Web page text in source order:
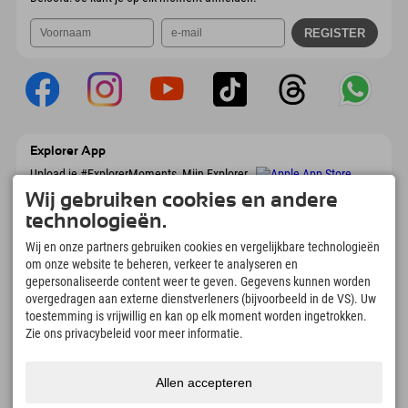
Explorer App
Upload je #ExplorerMoments, Mijn Explorer
restaurantoverzicht en nog veel meer.
Download nu!
Tijd voor ontdekkingsmomenten
166
Bergmeren en
avonturenzwembaden
4.634km
Pistes voor skiën en
snowboarden
aan
Wij gebruiken cookies en andere
technologieën.
Wij en onze partners gebruiken cookies en vergelijkbare technologieën
om onze website te beheren, verkeer te analyseren en
gepersonaliseerde content weer te geven. Gegevens kunnen worden
overgedragen aan externe dienstverleners (bijvoorbeeld in de VS). Uw
toestemming is vrijwillig en kan op elk moment worden ingetrokken.
Zie ons privacybeleid voor meer informatie.
Allen accepteren